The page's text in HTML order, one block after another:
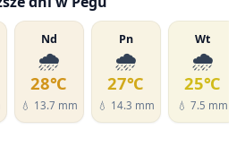
Nd
🌧️
28℃
💧 13.7 mm
Pn
🌧️
27℃
💧 14.3 mm
Wt
🌧️
25℃
💧 7.5 mm